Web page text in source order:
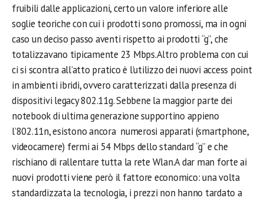
fruibili dalle applicazioni, certo un valore inferiore alle
soglie teoriche con cui i prodotti sono promossi, ma in ogni
caso un deciso passo aventi rispetto ai prodotti “g”, che
totalizzavano tipicamente 23 Mbps.Altro problema con cui
ci si scontra all’atto pratico è l’utilizzo dei nuovi access point
in ambienti ibridi, ovvero caratterizzati dalla presenza di
dispositivi legacy 802.11g. Sebbene la maggior parte dei
notebook di ultima generazione supportino appieno
l’802.11n, esistono ancora numerosi apparati (smartphone,
videocamere) fermi ai 54 Mbps dello standard “g” e che
rischiano di rallentare tutta la rete Wlan.A dar man forte ai
nuovi prodotti viene però il fattore economico: una volta
standardizzata la tecnologia, i prezzi non hanno tardato a